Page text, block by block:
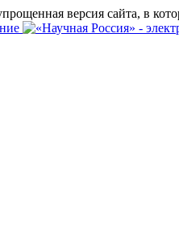
версия сайта, в